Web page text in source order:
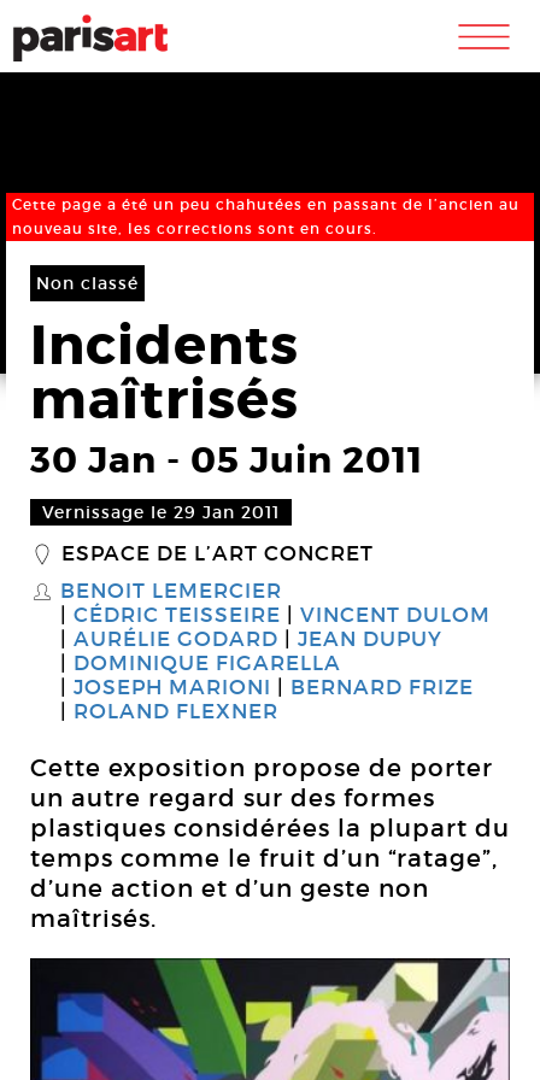
m
Cette page a été un peu chahutées en passant de l’ancien au
nouveau site, les corrections sont en cours.
Non classé
Incidents
maîtrisés
30 Jan - 05 Juin 2011
Vernissage le 29 Jan 2011
_ ESPACE DE L’ART CONCRET
S BENOIT LEMERCIER
CÉDRIC TEISSEIRE
VINCENT DULOM
AURÉLIE GODARD
JEAN DUPUY
DOMINIQUE FIGARELLA
JOSEPH MARIONI
BERNARD FRIZE
ROLAND FLEXNER
Cette exposition propose de porter
un autre regard sur des formes
plastiques considérées la plupart du
temps comme le fruit d’un “ratage”,
d’une action et d’un geste non
maîtrisés.